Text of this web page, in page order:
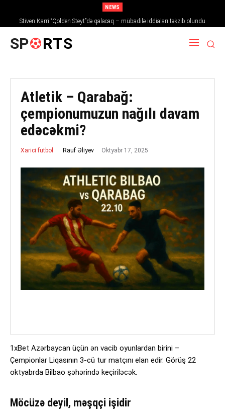
NEWS
Stiven Karri “Qolden Steyt”də qalacaq – mübadilə iddiaları təkzib olundu
SP RTS
Atletik – Qarabağ:
çempionumuzun nağılı davam
edəcəkmi?
Xarici futbol Rauf Əliyev Oktyabr 17, 2025
1xBet Azərbaycan üçün ən vacib oyunlardan birini –
Çempionlar Liqasının 3-cü tur matçını elan edir. Görüş 22
oktyabrda Bilbao şəhərində keçiriləcək.
Möcüzə deyil, məşqçi işidir